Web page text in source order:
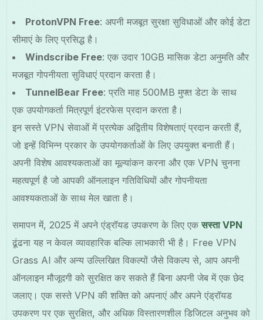
ProtonVPN Free: अपनी मजबूत सुरक्षा सुविधाओं और कोई डेटा
सीमाएं के लिए प्रसिद्ध है।
Windscribe Free: एक उदार 10GB मासिक डेटा अनुमति और
मजबूत गोपनीयता सुविधाएं प्रदान करता है।
TunnelBear Free: प्रति माह 500MB मुफ्त डेटा के साथ
एक उपयोगकर्ता मित्रपूर्ण इंटरफेस प्रदान करता है।
इन सस्ते VPN सेवाओं में प्रत्येक अद्वितीय विशेषताएं प्रदान करती हैं,
जो इन्हें विभिन्न प्रकार के उपयोगकर्ताओं के लिए उपयुक्त बनाती हैं।
अपनी विशेष आवश्यकताओं का मूल्यांकन करना और एक VPN चुनना
महत्वपूर्ण है जो आपकी ऑनलाइन गतिविधियों और गोपनीयता
आवश्यकताओं के साथ मेल खाता है।
समापन में, 2025 में अपने एंड्रॉयड उपकरण के लिए एकसस्ता VPN
ढूंढना यह न केवल व्यावहारिक बल्कि लाभकारी भी है। Free VPN
Grass AI और अन्य उल्लिखित विकल्पों जैसे विकल्प से, आप अपनी
ऑनलाइन मौजूदगी को सुरक्षित कर सकते हैं बिना अपनी जेब में एक छेद
जलाए। एक सस्ते VPN की शक्ति को अपनाएं और अपने एंड्रॉयड
उपकरण पर एक सुरक्षित, और अधिक विस्तारणशील डिजिटल अनुभव को